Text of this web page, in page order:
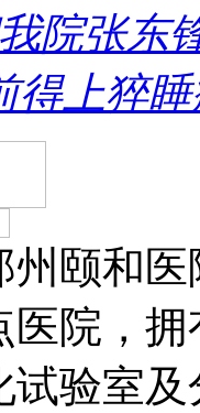
院张东
得上猝
州颐和
医院，
试验室